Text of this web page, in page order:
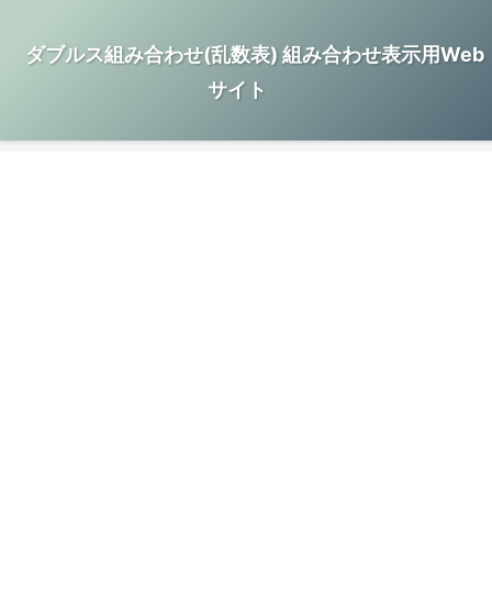
ダブルス組み合わせ(乱数表) 組み合わせ表示用Web
サイト